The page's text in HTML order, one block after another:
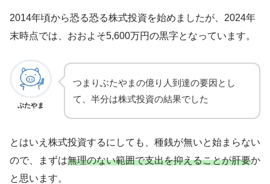
2014年頃から恐る恐る株式投資を始めましたが、2024年
末時点では、おおよそ5,600万円の黒字となっています。
ぶたやま
つまりぶたやまの億り人到達の要因とし
て、半分は株式投資の結果でした
とはいえ株式投資するにしても、種銭が無いと始まらない
ので、まずは無理のない範囲で支出を抑えることが肝要か
と思います。